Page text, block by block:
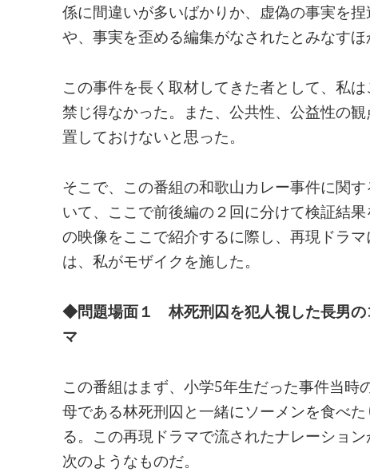
係に間違いが多いばかりか、虚偽の事実を
や、事実を歪める編集がなされたとみなすほ
この事件を長く取材してきた者として、私
禁じ得なかった。また、公共性、公益性の
置しておけないと思った。
そこで、この番組の和歌山カレー事件に関
いて、ここで前後編の２回に分けて検証結
の映像をここで紹介するに際し、再現ドラ
は、私がモザイクを施した。
◆問題場面１ 林死刑囚を犯人視した長男の
マ
この番組はまず、小学5年生だった事件当時
母である林死刑囚と一緒にソーメンを食べ
る。この再現ドラマで流されたナレーショ
次のようなものだ。